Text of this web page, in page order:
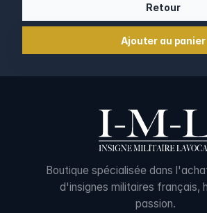
Retour
Ajouter au panier
Boutique spécialisée dans
d'insignes militaires français,
passion.